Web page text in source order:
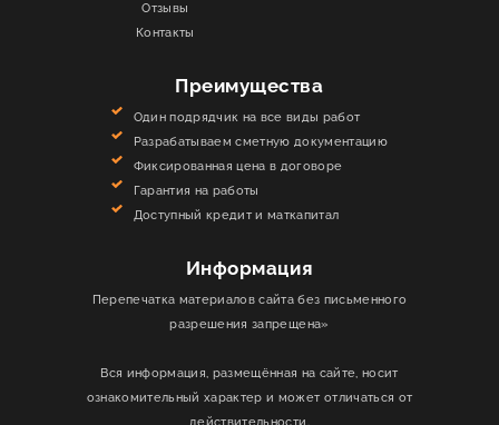
Отзывы
Контакты
Преимущества
Один подрядчик на все виды работ
Разрабатываем сметную документацию
Фиксированная цена в договоре
Гарантия на работы
Доступный кредит и маткапитал
Информация
Перепечатка материалов сайта без письменного
разрешения запрещена»
Вся информация, размещённая на сайте, носит
ознакомительный характер и может отличаться от
действительности.